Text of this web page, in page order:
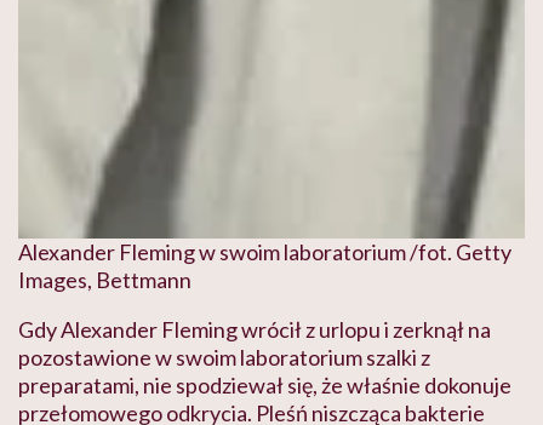
Alexander Fleming w swoim laboratorium /fot. Getty
Images, Bettmann
Gdy Alexander Fleming wrócił z urlopu i zerknął na
pozostawione w swoim laboratorium szalki z
preparatami, nie spodziewał się, że właśnie dokonuje
przełomowego odkrycia. Pleśń niszcząca bakterie